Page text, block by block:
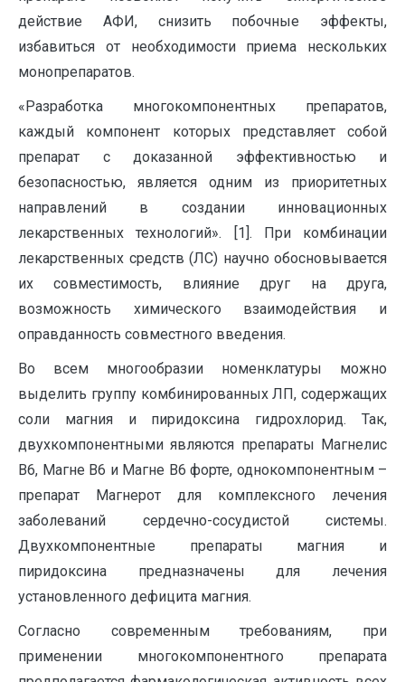
действие АФИ, снизить побочные эффекты,
избавиться от необходимости приема нескольких
монопрепаратов.
«Разработка многокомпонентных препаратов,
каждый компонент которых представляет собой
препарат с доказанной эффективностью и
безопасностью, является одним из приоритетных
направлений в создании инновационных
лекарственных технологий». [1]. При комбинации
лекарственных средств (ЛС) научно обосновывается
их совместимость, влияние друг на друга,
возможность химического взаимодействия и
оправданность совместного введения.
Во всем многообразии номенклатуры можно
выделить группу комбинированных ЛП, содержащих
соли магния и пиридоксина гидрохлорид. Так,
двухкомпонентными являются препараты Магнелис
В6, Магне В6 и Магне В6 форте, однокомпонентным –
препарат Магнерот для комплексного лечения
заболеваний сердечно-сосудистой системы.
Двухкомпонентные препараты магния и
пиридоксина предназначены для лечения
установленного дефицита магния.
Согласно современным требованиям, при
применении многокомпонентного препарата